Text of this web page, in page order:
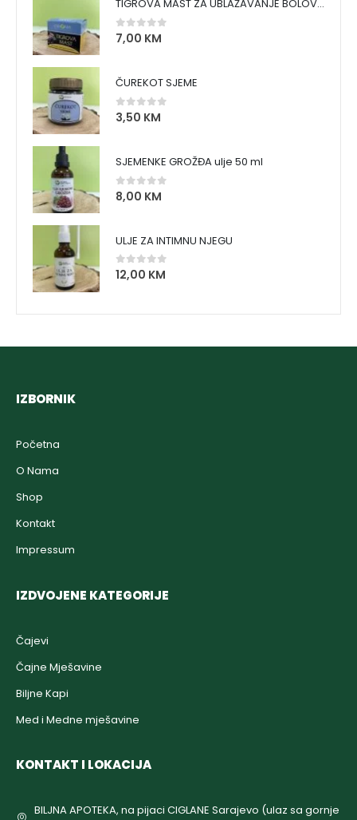
TIGROVA MAST ZA UBLAŽAVANJE BOLOVA I ZAGRIJAVANJE MIŠIĆA
0 out of 5
7,00 KM
ČUREKOT SJEME
0 out of 5
3,50 KM
SJEMENKE GROŽĐA ulje 50 ml
0 out of 5
8,00 KM
ULJE ZA INTIMNU NJEGU
0out of 5
12,00 KM
IZBORNIK
Početna
O Nama
Shop
Kontakt
Impressum
IZDVOJENE KATEGORIJE
Čajevi
Čajne Mješavine
Biljne Kapi
Med i Medne mješavine
KONTAKT I LOKACIJA
BILJNA APOTEKA, na pijaci CIGLANE Sarajevo (ulaz sa gornje